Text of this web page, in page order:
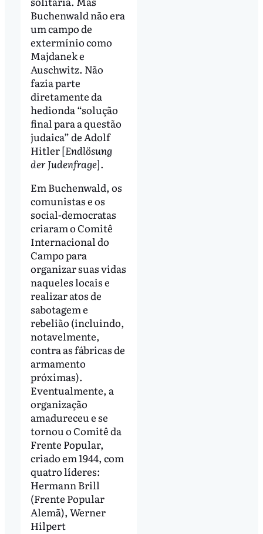
Buchenwald não era
um campo de
extermínio como
Majdanek e
Auschwitz. Não
fazia parte
diretamente da
hedionda “solução
final para a questão
judaica” de Adolf
Hitler [Endlösung
der Judenfrage].
Em Buchenwald, os
comunistas e os
social-democratas
criaram o Comitê
Internacional do
Campo para
organizar suas vidas
naqueles locais e
realizar atos de
sabotagem e
rebelião (incluindo,
notavelmente,
contra as fábricas de
armamento
próximas).
Eventualmente, a
organização
amadureceu e se
tornou o Comitê da
Frente Popular,
criado em 1944, com
quatro líderes:
Hermann Brill
(Frente Popular
Alemã), Werner
Hilpert